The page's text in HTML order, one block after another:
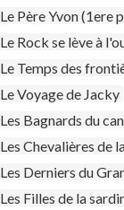
Le Père Yvon (1ere
Le Rock se lève à
Le Temps des
Le Voyage de Jacky
Les Bagnards du
Les Chevalières de
Les Derniers du
Les Filles de la